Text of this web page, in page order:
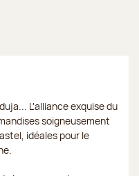
L'alliance exquise du
soigneusement
idéales pour le